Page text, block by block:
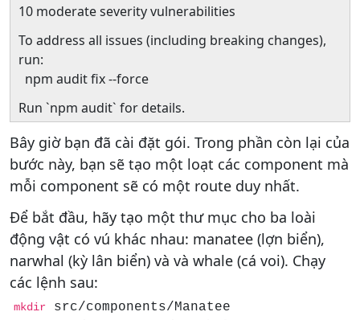
10 moderate severity vulnerabilities
To address all issues (including breaking changes),
run:
npm audit fix --force
Run `npm audit` for details.
Bây giờ bạn đã cài đặt gói. Trong phần còn lại của
bước này, bạn sẽ tạo một loạt các component mà
mỗi component sẽ có một route duy nhất.
Để bắt đầu, hãy tạo một thư mục cho ba loài
động vật có vú khác nhau: manatee (lợn biển),
narwhal (kỳ lân biển) và và whale (cá voi). Chạy
các lệnh sau:
mkdir